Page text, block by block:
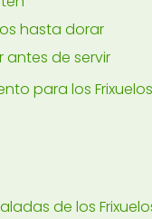
hasta dorar
antes de servir
para los Frixuelos
de los